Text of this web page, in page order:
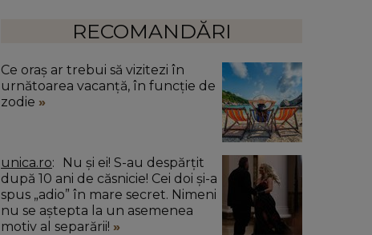
viitor.”
RECOMANDĂRI
Ce oraș ar trebui să vizitezi în
urnătoarea vacanță, în funcție de
zodie
unica.ro
după 10 ani de căsnicie! Cei doi și-a
spus „adio” în mare secret. Nimeni
nu se aștepta la un asemenea
motiv al separării!